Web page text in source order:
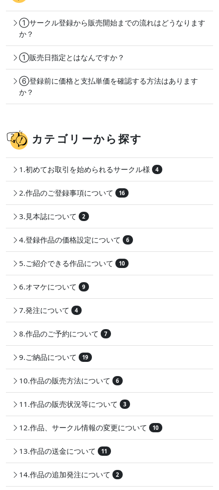
①サークル登録から販売開始までの流れはどうなります
か？
①販売日指定とはなんですか？
⑥登録前に価格と支払単価を確認する方法はあります
か？
カテゴリーから探す
1.初めてお取引を始められるサークル様 4
2.作品のご登録事項について 16
3.見本誌について 2
4.登録作品の価格設定について 6
5.ご紹介できる作品について 10
6.オマケについて 9
7.発注について 4
8.作品のご予約について 7
9.ご納品について 19
10.作品の販売方法について 6
11.作品の販売状況等について 3
12.作品、サークル情報の変更について 10
13.作品の送金について 11
14.作品の追加発注について 2